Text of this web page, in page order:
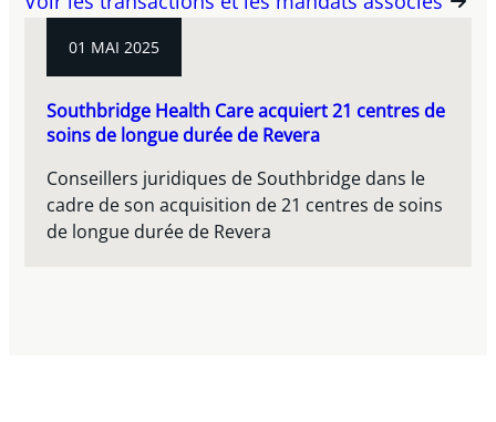
01 MAI 2025
Southbridge Health Care acquiert 21 centres de
soins de longue durée de Revera
Conseillers juridiques de Southbridge dans le
cadre de son acquisition de 21 centres de soins
de longue durée de Revera